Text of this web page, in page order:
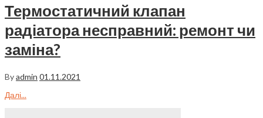
Термостатичний клапан
радіатора несправний: ремонт чи
заміна?
Byadmin 01.11.2021
Далі...